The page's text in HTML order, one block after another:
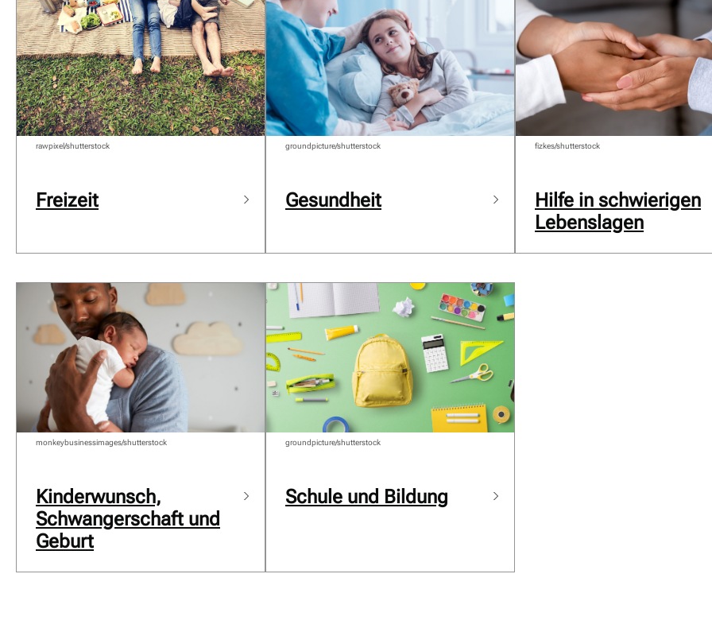
Freizeit
rawpixel/shutterstock
Gesundheit
groundpicture/shutterstock
Hilfe in schwierigen
Lebenslagen
fizkes/shutterstock
Kinderwunsch,
Schwangerschaft und
Geburt
monkeybusinessimages/shutterstock
Schule und Bildung
groundpicture/shutterstock